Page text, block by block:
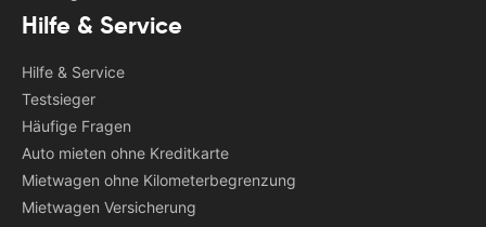
Hilfe & Service
Hilfe & Service
Testsieger
Häufige Fragen
Auto mieten ohne Kreditkarte
Mietwagen ohne Kilometerbegrenzung
Mietwagen Versicherung